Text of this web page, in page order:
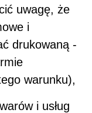
uwagę, że
i
drukowaną -
warunku),
i usług